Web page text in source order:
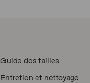
Guide des tailles
Entretien et nettoyage